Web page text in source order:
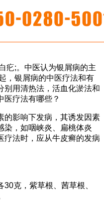
疕;。中医认为银屑病的主
，银屑病的中医疗法和有
别用清热法，活血化淤法和
医疗法有哪些？
的影响下发病，其诱发因素
染，如咽峡炎、扁桃体炎
疗法时，应从牛皮癣的发病
克，紫草根、茜草根、